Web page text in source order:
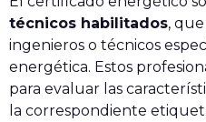
técnicos habilitados,
ingenieros o técnicos
energética. Estos
para evaluar las
la correspondiente